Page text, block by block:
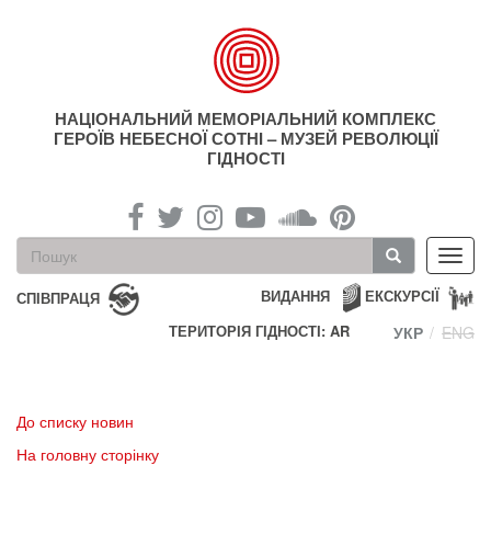
НАЦІОНАЛЬНИЙ МЕМОРІАЛЬНИЙ КОМПЛЕКС
ГЕРОЇВ НЕБЕСНОЇ СОТНІ – МУЗЕЙ РЕВОЛЮЦІЇ
ГІДНОСТІ
Пошукова
форма
Пошук
СПІВПРАЦЯ ЕКСКУРСІЇ
ВИДАННЯ
ТЕРИТОРІЯ ГІДНОСТІ: AR
УКР ENG
До списку новин
На головну сторінку